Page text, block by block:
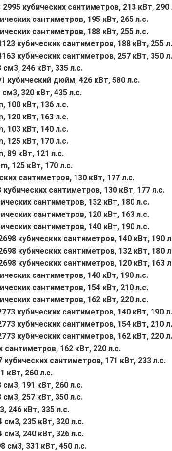
кубических сантиметров, 213 кВт, 290
сантиметров, 195 кВт, 265 л.с.
сантиметров, 188 кВт, 255 л.с.
кубических сантиметров, 188 кВт, 255
кубических сантиметров, 257 кВт, 350
246 кВт, 335 л.с.
кубический дюйм, 426 кВт, 580 л.с.
320 кВт, 435 л.с.
100 кВт, 136 л.с.
120 кВт, 163 л.с.
103 кВт, 140 л.с.
125 кВт, 170 л.с.
89 кВт, 121 л.с.
125 кВт, 170 л.с.
сантиметров, 130 кВт, 177 л.с.
сантиметров, 130 кВт, 177 л.с.
сантиметров, 132 кВт, 180 л.с.
сантиметров, 120 кВт, 163 л.с.
сантиметров, 140 кВт, 190 л.с.
кубических сантиметров, 140 кВт, 190
кубических сантиметров, 132 кВт, 180
кубических сантиметров, 120 кВт, 163
сантиметров, 140 кВт, 190 л.с.
сантиметров, 154 кВт, 210 л.с.
сантиметров, 162 кВт, 220 л.с.
кубических сантиметров, 140 кВт, 190
кубических сантиметров, 154 кВт, 210
кубических сантиметров, 162 кВт, 220
сантиметров, 162 кВт, 220 л.с.
сантиметров, 171 кВт, 233 л.с.
кВт, 260 л.с.
191 кВт, 260 л.с.
257 кВт, 350 л.с.
246 кВт, 335 л.с.
см3, 235 кВт, 320 л.с.
см3, 240 кВт, 326 л.с.
см3, 331 кВт, 450 л.с.